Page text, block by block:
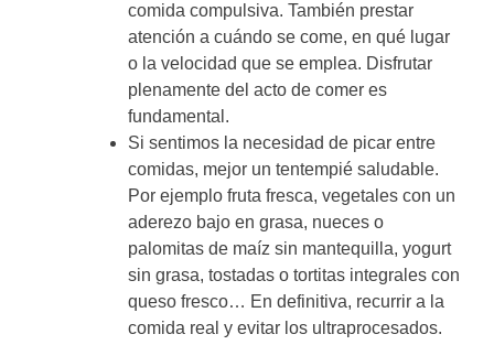
comida compulsiva. También prestar
atención a cuándo se come, en qué lugar
o la velocidad que se emplea. Disfrutar
plenamente del acto de comer es
fundamental.
Si sentimos la necesidad de picar entre
comidas, mejor un tentempié saludable.
Por ejemplo fruta fresca, vegetales con un
aderezo bajo en grasa, nueces o
palomitas de maíz sin mantequilla, yogurt
sin grasa, tostadas o tortitas integrales con
queso fresco… En definitiva, recurrir a la
comida real y evitar los ultraprocesados.